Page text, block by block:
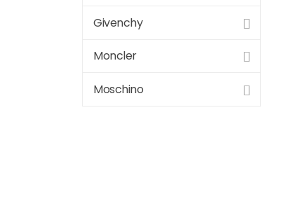
Givenchy
Moncler
Moschino